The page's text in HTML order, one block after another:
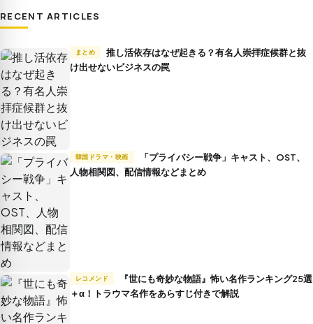
RECENT ARTICLES
まとめ
推し活依存はなぜ起きる？有名人崇拝症候群と抜
け出せないビジネスの罠
韓国ドラマ・映画
人物相関図、配信情報などまとめ
レコメンド
＋α！トラウマ名作をあらすじ付きで解説